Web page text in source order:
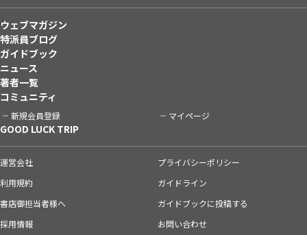
ウェブマガジン
特派員ブログ
ガイドブック
ニュース
著者一覧
コミュニティ
新規会員登録 マイページ
GOOD LUCK TRIP
運営会社
プライバシーポリシー
利用規約
ガイドライン
書店御担当者様へ
ガイドブックに投稿する
採用情報
お問い合わせ